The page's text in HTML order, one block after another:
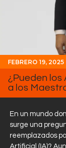
FEBRERO 19, 2025
¿Pueden
a los
En un mundo
surge una
reemplazados
Artificial (IA)?